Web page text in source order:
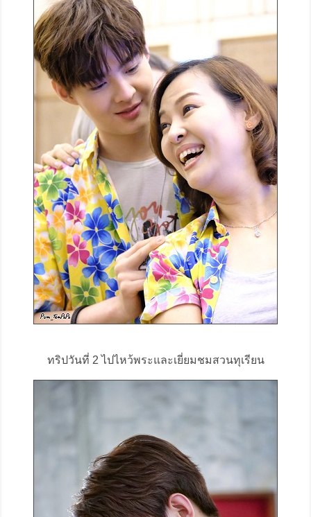
ทริปวันที่ 2 ไปไหว้พระและเยี่ยมชมสวนทุเรียน